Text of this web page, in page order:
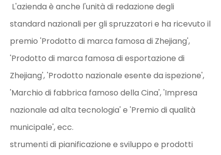
L'azienda è anche l'unità di redazione degli
standard nazionali per gli spruzzatori e ha ricevuto il
premio 'Prodotto di marca famosa di Zhejiang',
'Prodotto di marca famosa di esportazione di
Zhejiang', 'Prodotto nazionale esente da ispezione',
'Marchio di fabbrica famoso della Cina', 'Impresa
nazionale ad alta tecnologia' e 'Premio di qualità
municipale', ecc.
strumenti di pianificazione e sviluppo e prodotti